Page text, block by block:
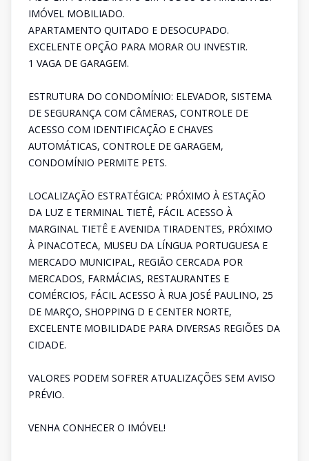
IMÓVEL MOBILIADO.
APARTAMENTO QUITADO E DESOCUPADO.
EXCELENTE OPÇÃO PARA MORAR OU INVESTIR.
1 VAGA DE GARAGEM.
ESTRUTURA DO CONDOMÍNIO: ELEVADOR, SISTEMA
DE SEGURANÇA COM CÂMERAS, CONTROLE DE
ACESSO COM IDENTIFICAÇÃO E CHAVES
AUTOMÁTICAS, CONTROLE DE GARAGEM,
CONDOMÍNIO PERMITE PETS.
LOCALIZAÇÃO ESTRATÉGICA: PRÓXIMO À ESTAÇÃO
DA LUZ E TERMINAL TIETÊ, FÁCIL ACESSO À
MARGINAL TIETÊ E AVENIDA TIRADENTES, PRÓXIMO
À PINACOTECA, MUSEU DA LÍNGUA PORTUGUESA E
MERCADO MUNICIPAL, REGIÃO CERCADA POR
MERCADOS, FARMÁCIAS, RESTAURANTES E
COMÉRCIOS, FÁCIL ACESSO À RUA JOSÉ PAULINO, 25
DE MARÇO, SHOPPING D E CENTER NORTE,
EXCELENTE MOBILIDADE PARA DIVERSAS REGIÕES DA
CIDADE.
VALORES PODEM SOFRER ATUALIZAÇÕES SEM AVISO
PRÉVIO.
VENHA CONHECER O IMÓVEL!